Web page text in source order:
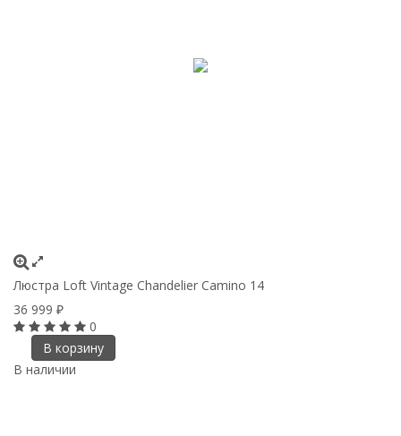
Люстра Loft Vintage Chandelier Camino 14
36 999 ₽
0
В корзину
В наличии